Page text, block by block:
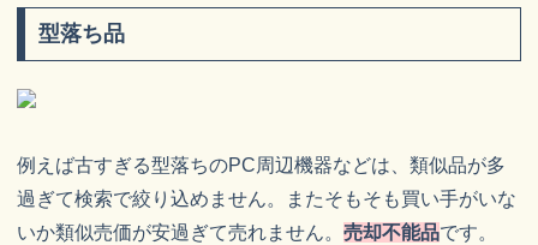
型落ち品
例えば古すぎる型落ちのPC周辺機器などは、類似品が多
過ぎて検索で絞り込めません。またそもそも買い手がいな
いか類似売価が安過ぎて売れません。 売却不能品です。